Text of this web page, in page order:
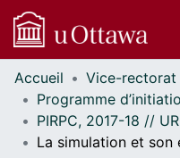
Communautés
et collections
Parcourir
Statistiques
Accueil